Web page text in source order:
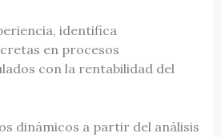
identifica
en procesos
con la rentabilidad del
dinámicos a partir del análisis